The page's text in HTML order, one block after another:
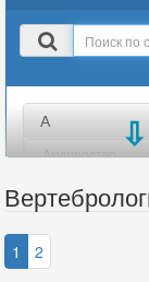
Поиск
в
А
Акушерство
Аллергология
Ангиохирургия
Андрология
1 2